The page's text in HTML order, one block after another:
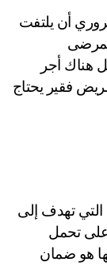
وفي زمنٍ كثرت فيه الأزمات، بات من الضروري أن يلتفت
المجتمع إلى الفئات الأشد ضعفًا، ومنهم المرضى
أعظم من أن تكون سببًا في تخفيف آلام مريض فقير يحتاج
توفير الرعاية الصحية للأفراد غير القادرين على تحمل
تكاليف العلاج، ويكون الهدف الأساسي منها هو ضمان